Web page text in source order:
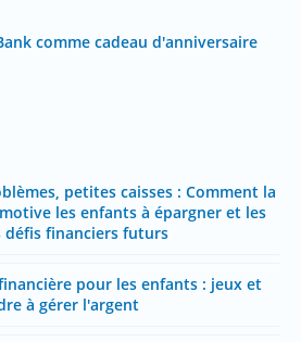
comme cadeau d'anniversaire
petites caisses : Comment la
les enfants à épargner et les
défis financiers futurs
pour les enfants : jeux et
à gérer l'argent